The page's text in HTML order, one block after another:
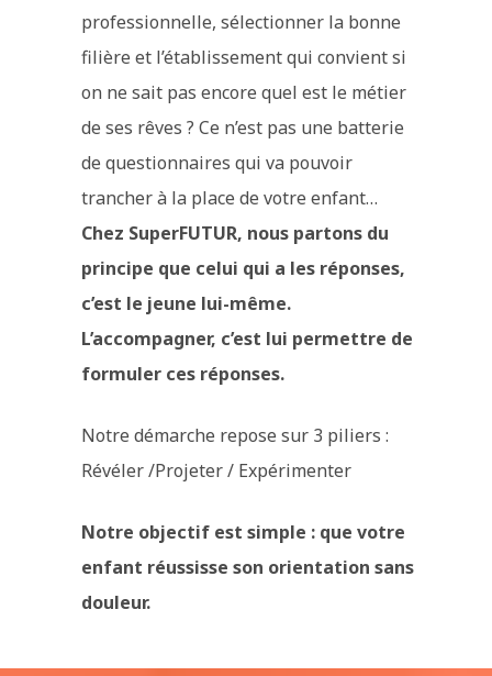
professionnelle, sélectionner la bonne
filière et l’établissement qui convient si
on ne sait pas encore quel est le métier
de ses rêves ? Ce n’est pas une batterie
de questionnaires qui va pouvoir
trancher à la place de votre enfant…
Chez SuperFUTUR, nous partons du
principe que celui qui a les réponses,
c’est le jeune lui-même.
L’accompagner, c’est lui permettre de
formuler ces réponses.
Notre démarche repose sur 3 piliers :
Révéler /Projeter / Expérimenter
Notre objectif est simple : que votre
enfant réussisse son orientation sans
douleur.